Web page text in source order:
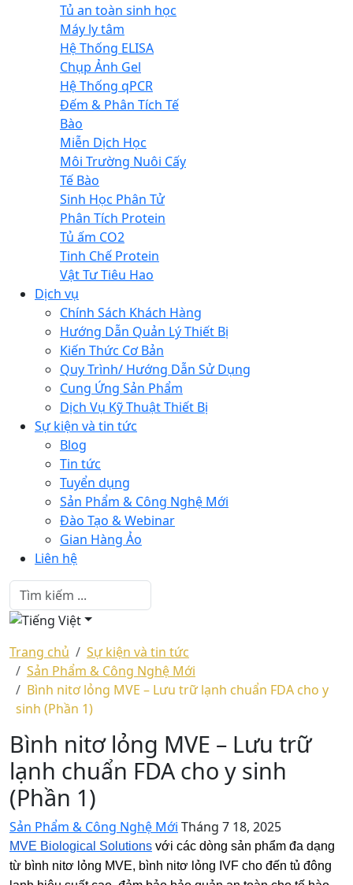
Tủ an toàn sinh học
Máy ly tâm
Hệ Thống ELISA
Chụp Ảnh Gel
Hệ Thống qPCR
Đếm & Phân Tích Tế
Bào
Miễn Dịch Học
Môi Trường Nuôi Cấy
Tế Bào
Sinh Học Phân Tử
Phân Tích Protein
Tủ ấm CO2
Tinh Chế Protein
Vật Tư Tiêu Hao
Dịch vụ
Chính Sách Khách Hàng
Hướng Dẫn Quản Lý Thiết Bị
Kiến Thức Cơ Bản
Quy Trình/ Hướng Dẫn Sử Dụng
Cung Ứng Sản Phẩm
Dịch Vụ Kỹ Thuật Thiết Bị
Sự kiện và tin tức
Blog
Tin tức
Tuyển dụng
Sản Phẩm & Công Nghệ Mới
Đào Tạo & Webinar
Gian Hàng Ảo
Liên hệ
Trang chủ
Sự kiện và tin tức
Sản Phẩm & Công Nghệ Mới
Bình nitơ lỏng MVE – Lưu trữ lạnh chuẩn FDA cho y
sinh (Phần 1)
Bình nitơ lỏng MVE – Lưu trữ
lạnh chuẩn FDA cho y sinh
(Phần 1)
Sản Phẩm & Công Nghệ Mới Tháng 7 18, 2025
MVE Biological Solutions với các dòng sản phẩm đa dạng
từ bình nitơ lỏng MVE, bình nitơ lỏng IVF cho đến tủ đông